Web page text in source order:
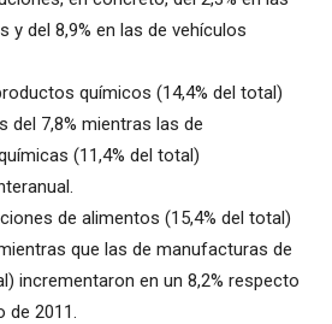
y del 8,9% en las de vehículos
químicos (14,4% del total)
del 7,8% mientras las de
(11,4% del total)
de alimentos (15,4% del total)
que las de manufacturas de
incrementaron en un 8,2% respecto
de 2011.